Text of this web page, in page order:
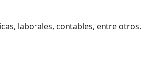
laborales, contables, entre otros.